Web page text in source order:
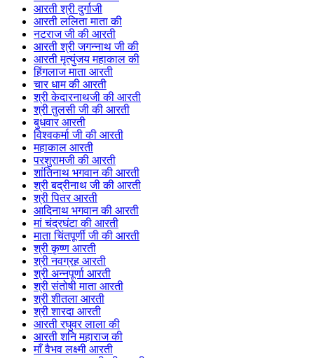
आरती श्री दुर्गाजी
आरती ललिता माता की
नटराज जी की आरती
आरती श्री जगन्नाथ जी की
आरती मृत्युंजय महाकाल की
हिंगलाज माता आरती
चार धाम की आरती
श्री केदारनाथजी की आरती
श्री तुलसी जी की आरती
बुधवार आरती
विश्वकर्मा जी की आरती
महाकाल आरती
परशुरामजी की आरती
शांतिनाथ भगवान की आरती
श्री बद्रीनाथ जी की आरती
श्री पितर आरती
आदिनाथ भगवान की आरती
मां चंद्रघंटा की आरती
माता चिंतपूर्णी जी की आरती
श्री कृष्ण आरती
श्री नवग्रह आरती
श्री अन्नपूर्णा आरती
श्री संतोषी माता आरती
श्री शीतला आरती
श्री शारदा आरती
आरती रघुवर लाला की
आरती शनि महाराज की
माँ वैभव लक्ष्मी आरती